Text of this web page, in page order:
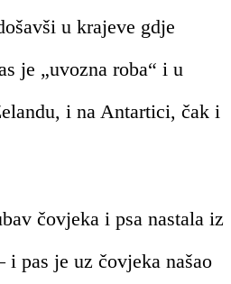
u krajeve gdje
je „uvozna roba“ i u
i na Antartici, čak i
čovjeka i psa nastala iz
i pas je uz čovjeka našao